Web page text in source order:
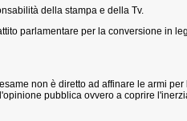
della stampa e della Tv.
parlamentare per la conversione in
non è diretto ad affinare le armi
pubblica ovvero a coprire